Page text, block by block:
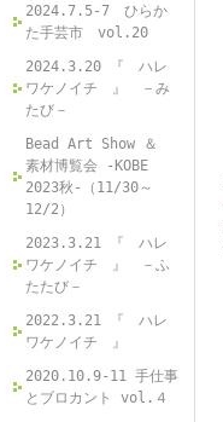
2024.7.5-7 ひらか
た手芸市 vol.20
2024.3.20 『 ハレ
ワケノイチ 』 －み
たび－
Bead Art Show ＆
素材博覧会 -KOBE
2023秋-（11/30～
12/2）
2023.3.21 『 ハレ
ワケノイチ 』 －ふ
たたび－
2022.3.21 『 ハレ
ワケノイチ 』
2020.10.9-11 手仕事
とブロカント vol.４